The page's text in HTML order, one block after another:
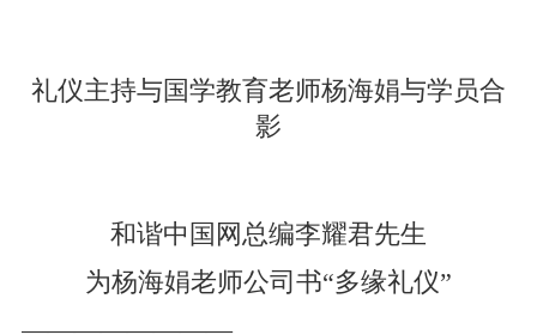
礼仪主持与国学教育老师杨海娟与学员合
影
和谐中国网总编李耀君先生
为杨海娟老师公司书“多缘礼仪”